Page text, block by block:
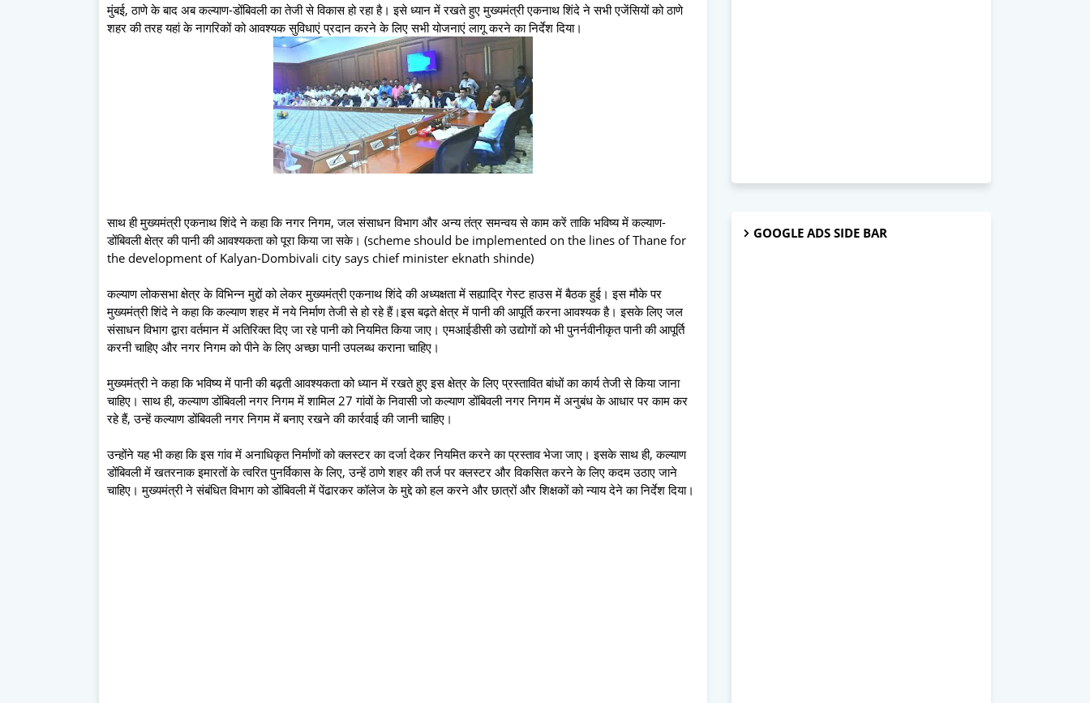
मुंबई, ठाणे के बाद अब कल्याण-डोंबिवली का तेजी से विकास हो रहा है। इसे ध्यान में रखते हुए मुख्यमंत्री एकनाथ शिंदे ने सभी एजेंसियों को ठाणे
शहर की तरह यहां के नागरिकों को आवश्यक सुविधाएं प्रदान करने के लिए सभी योजनाएं लागू करने का निर्देश दिया।
साथ ही मुख्यमंत्री एकनाथ शिंदे ने कहा कि नगर निगम, जल संसाधन विभाग और अन्य तंत्र समन्वय से काम करें ताकि भविष्य में कल्याण-
डोंबिवली क्षेत्र की पानी की आवश्यकता को पूरा किया जा सके। (scheme should be implemented on the lines of Thane for
the development of Kalyan-Dombivali city says chief minister eknath shinde)
कल्याण लोकसभा क्षेत्र के विभिन्न मुद्दों को लेकर मुख्यमंत्री एकनाथ शिंदे की अध्यक्षता में सह्याद्रि गेस्ट हाउस में बैठक हुई। इस मौके पर
मुख्यमंत्री शिंदे ने कहा कि कल्याण शहर में नये निर्माण तेजी से हो रहे हैं।इस बढ़ते क्षेत्र में पानी की आपूर्ति करना आवश्यक है। इसके लिए जल
संसाधन विभाग द्वारा वर्तमान में अतिरिक्त दिए जा रहे पानी को नियमित किया जाए। एमआईडीसी को उद्योगों को भी पुनर्नवीनीकृत पानी की आपूर्ति
करनी चाहिए और नगर निगम को पीने के लिए अच्छा पानी उपलब्ध कराना चाहिए।
मुख्यमंत्री ने कहा कि भविष्य में पानी की बढ़ती आवश्यकता को ध्यान में रखते हुए इस क्षेत्र के लिए प्रस्तावित बांधों का कार्य तेजी से किया जाना
चाहिए। साथ ही, कल्याण डोंबिवली नगर निगम में शामिल 27 गांवों के निवासी जो कल्याण डोंबिवली नगर निगम में अनुबंध के आधार पर काम कर
रहे हैं, उन्हें कल्याण डोंबिवली नगर निगम में बनाए रखने की कार्रवाई की जानी चाहिए।
उन्होंने यह भी कहा कि इस गांव में अनाधिकृत निर्माणों को क्लस्टर का दर्जा देकर नियमित करने का प्रस्ताव भेजा जाए। इसके साथ ही, कल्याण
डोंबिवली में खतरनाक इमारतों के त्वरित पुनर्विकास के लिए, उन्हें ठाणे शहर की तर्ज पर क्लस्टर और विकसित करने के लिए कदम उठाए जाने
चाहिए। मुख्यमंत्री ने संबंधित विभाग को डोंबिवली में पेंढारकर कॉलेज के मुद्दे को हल करने और छात्रों और शिक्षकों को न्याय देने का निर्देश दिया।
GOOGLE ADS SIDE BAR